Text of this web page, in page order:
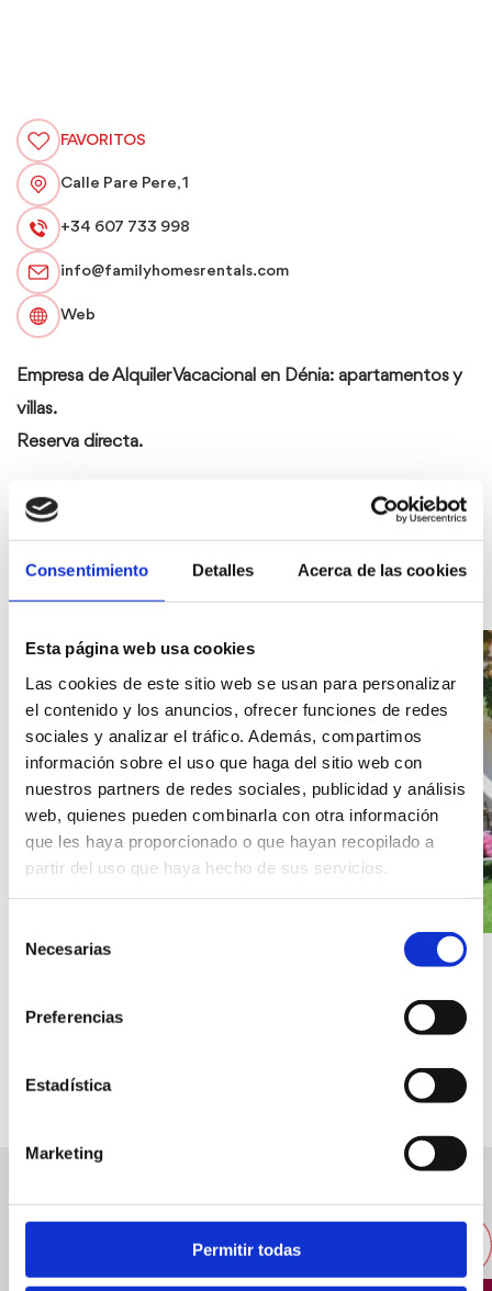
Consentimiento Detalles Acerca de las cookies
Esta página web usa cookies
Las cookies de este sitio web se usan para personalizar
el contenido y los anuncios, ofrecer funciones de redes
sociales y analizar el tráfico. Además, compartimos
información sobre el uso que haga del sitio web con
nuestros partners de redes sociales, publicidad y análisis
web, quienes pueden combinarla con otra información
que les haya proporcionado o que hayan recopilado a
partir del uso que haya hecho de sus servicios.
Necesarias
Preferencias
Estadística
Marketing
Permitir todas
FAVORITOS
Calle Pare Pere, 1
+34 607 733 998
info@familyhomesrentals.com
Web
Empresa de Alquiler Vacacional en Dénia: apartamentos y
villas.
Reserva directa.
Galería
Galería
de
imágenes
alojamiento
Habitat
Dénia.
Otros alojamientos cercanos